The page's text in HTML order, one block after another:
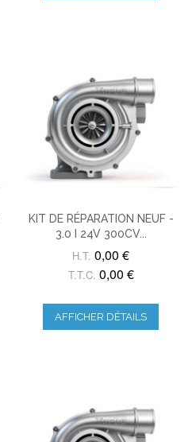
KIT DE RÉPARATION NEUF -
3.0 I 24V 300CV...
H.T. 0,00 €
T.T.C. 0,00 €
AFFICHER DÉTAILS